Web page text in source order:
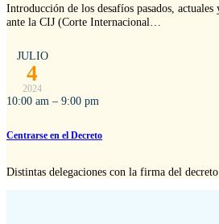
Introducción de los desafíos pasados,
ante la CIJ (Corte Internacional…
JULIO
4
2024
10:00 am – 9:00 pm
Centrarse en el Decreto
Distintas delegaciones con la firma del decreto